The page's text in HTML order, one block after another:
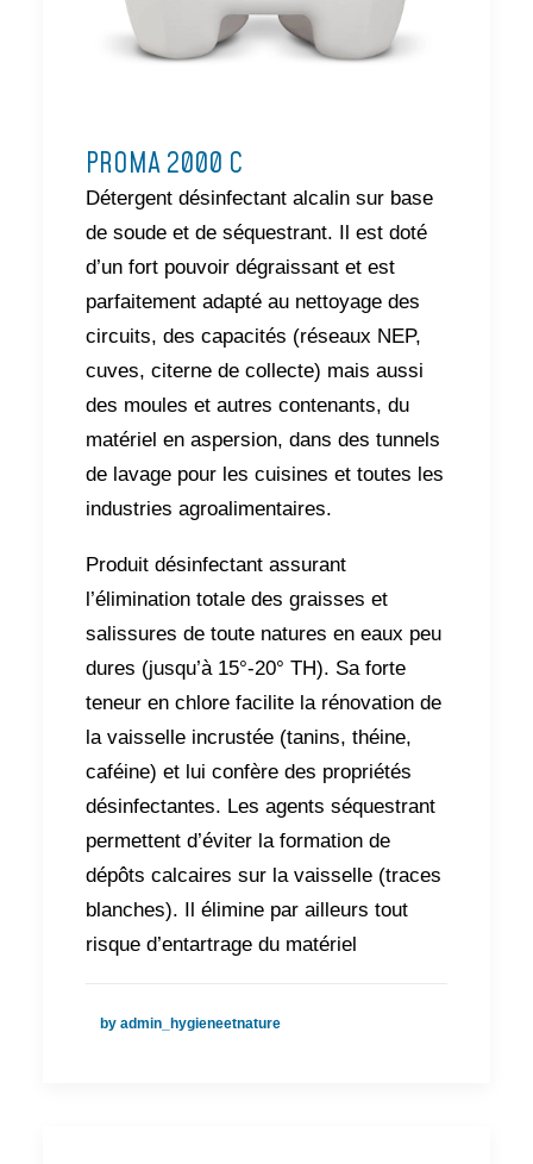
PROMA 2000 C
Détergent désinfectant alcalin sur base
de soude et de séquestrant. Il est doté
d’un fort pouvoir dégraissant et est
parfaitement adapté au nettoyage des
circuits, des capacités (réseaux NEP,
cuves, citerne de collecte) mais aussi
des moules et autres contenants, du
matériel en aspersion, dans des tunnels
de lavage pour les cuisines et toutes les
industries agroalimentaires.
Produit désinfectant assurant
l’élimination totale des graisses et
salissures de toute natures en eaux peu
dures (jusqu’à 15°-20° TH). Sa forte
teneur en chlore facilite la rénovation de
la vaisselle incrustée (tanins, théine,
caféine) et lui confère des propriétés
désinfectantes. Les agents séquestrant
permettent d’éviter la formation de
dépôts calcaires sur la vaisselle (traces
blanches). Il élimine par ailleurs tout
risque d’entartrage du matériel
by admin_hygieneetnature